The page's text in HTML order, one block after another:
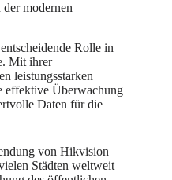
modernen
Rolle in
Mit ihrer
leistungsstarken
effektive Überwachung
Daten für die
von Hikvision
Städten weltweit